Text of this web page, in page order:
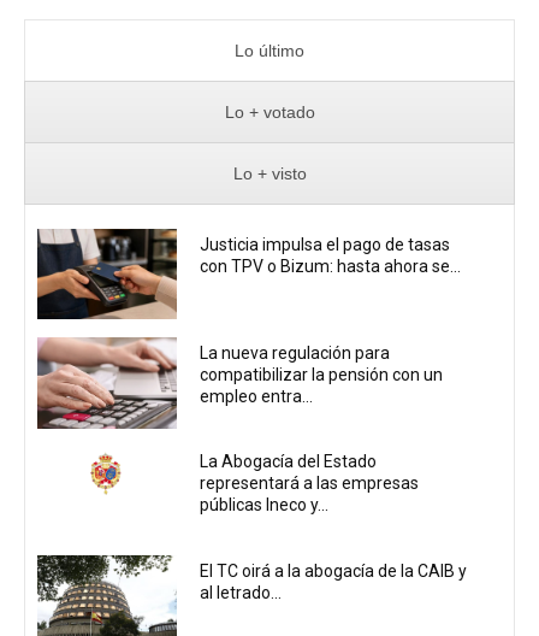
Lo último
Lo + votado
Lo + visto
Justicia impulsa el pago de tasas
con TPV o Bizum: hasta ahora se...
La nueva regulación para
compatibilizar la pensión con un
empleo entra...
La Abogacía del Estado
representará a las empresas
públicas Ineco y...
El TC oirá a la abogacía de la CAIB y
al letrado...